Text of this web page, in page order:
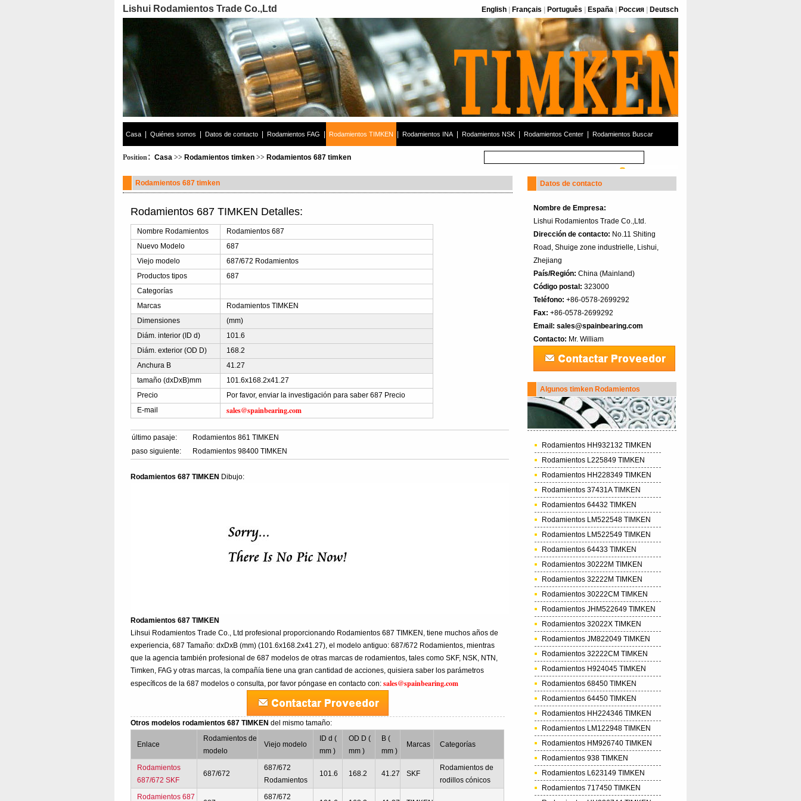
Lishui Rodamientos Trade Co.,Ltd English Français Português España Россия Deutsch
Casa Quiénes somos Datos de contacto Rodamientos FAG Rodamientos TIMKEN Rodamientos INA Rodamientos NSK Rodamientos Center Rodamientos Buscar
Position： Casa >> Rodamientos timken >> Rodamientos 687 timken
Rodamientos 687 timken
Rodamientos 687 TIMKEN Detalles:
Nombre Rodamientos
Rodamientos 687
Nuevo Modelo
687
Viejo modelo
687/672 Rodamientos
Productos tipos
687
Categorías
Marcas
Rodamientos TIMKEN
Dimensiones
(mm)
Diám. interior (ID d)
101.6
Diám. exterior (OD D)
168.2
Anchura B
41.27
tamaño (dxDxB)mm
101.6x168.2x41.27
Precio
Por favor, enviar la investigación para saber 687 Precio
E-mail
sales@spainbearing.com
último pasaje:
Rodamientos 861 TIMKEN
paso siguiente:
Rodamientos 98400 TIMKEN
Rodamientos 687 TIMKEN Dibujo:
Rodamientos 687 TIMKEN
Lihsui Rodamientos Trade Co., Ltd profesional proporcionando Rodamientos 687 TIMKEN, tiene muchos años de
experiencia, 687 Tamaño: dxDxB (mm) (101.6x168.2x41.27), el modelo antiguo: 687/672 Rodamientos, mientras
que la agencia también profesional de 687 modelos de otras marcas de rodamientos, tales como SKF, NSK, NTN,
Timken, FAG y otras marcas, la compañía tiene una gran cantidad de acciones, quisiera saber los parámetros
específicos de la 687 modelos o consulta, por favor póngase en contacto con:sales@spainbearing.com
Otros modelos rodamientos 687 TIMKENdel mismo tamaño:
Enlace
Rodamientos de
modelo
Viejo modelo
ID d (
mm )
OD D (
mm )
B (
mm )
Marcas Categorías
Rodamientos
687/672 SKF
687/672
687/672
Rodamientos
101.6 168.2 41.27 SKF
Rodamientos de
rodillos cónicos
Rodamientos 687
687/672
Datos de contacto
Nombre de Empresa:
Lishui Rodamientos Trade Co.,Ltd.
Dirección de contacto: No.11 Shiting
Road, Shuige zone industrielle, Lishui,
Zhejiang
País/Región: China (Mainland)‎
Código postal: 323000
Teléfono: +86-0578-2699292
Fax: +86-0578-2699292
Email: sales@spainbearing.com
Contacto: Mr. William
Algunos timken Rodamientos
Rodamientos HH932132 TIMKEN
Rodamientos L225849 TIMKEN
Rodamientos HH228349 TIMKEN
Rodamientos 37431A TIMKEN
Rodamientos 64432 TIMKEN
Rodamientos LM522548 TIMKEN
Rodamientos LM522549 TIMKEN
Rodamientos 64433 TIMKEN
Rodamientos 30222M TIMKEN
Rodamientos 32222M TIMKEN
Rodamientos 30222CM TIMKEN
Rodamientos JHM522649 TIMKEN
Rodamientos 32022X TIMKEN
Rodamientos JM822049 TIMKEN
Rodamientos 32222CM TIMKEN
Rodamientos H924045 TIMKEN
Rodamientos 68450 TIMKEN
Rodamientos 64450 TIMKEN
Rodamientos HH224346 TIMKEN
Rodamientos LM122948 TIMKEN
Rodamientos HM926740 TIMKEN
Rodamientos 938 TIMKEN
Rodamientos L623149 TIMKEN
Rodamientos 717450 TIMKEN